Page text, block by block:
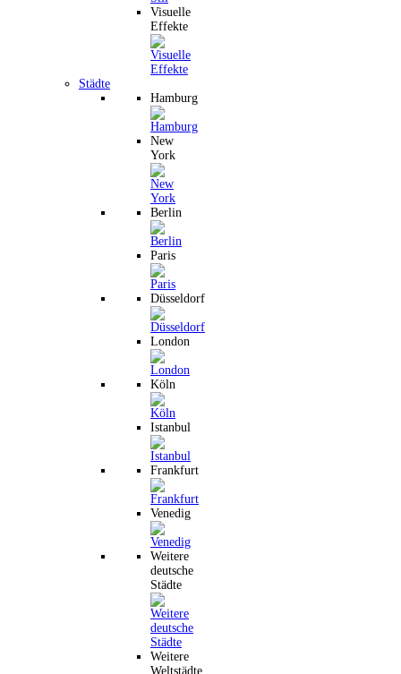
Visuelle
Effekte
Städte
Hamburg
New
York
Berlin
Paris
Düsseldorf
London
Köln
Istanbul
Frankfurt
Venedig
Weitere
deutsche
Städte
Weitere
Weltstädte